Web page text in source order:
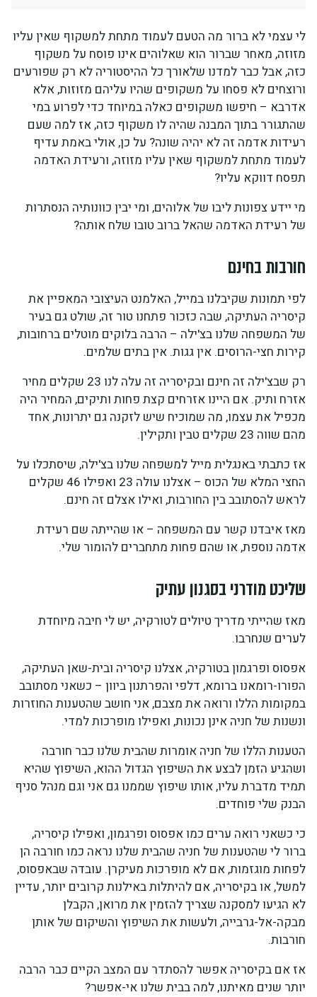
לי עצמי לא ברור מה הטעם לעמוד מתחת למשקוף שאין עליו
מזוזה, מאחר שברור הוא שאלוהים אינו פוסח על משקוף
כזה, אבל כבר למדנו שלאורך כל ההיסטוריה לא רק שפורעים
ורוצחים לא פסחו על משקופים שהיו עליהם מזוזות, אלא
אדרבא – חיפשו משקופים כאלה במיוחד כדי לפרוע במי
שהתגורר בתוך המבנה שהיה לו משקוף כזה, אז למה שעם
רעידות אדמה זה לא יהיה שונה? על כן, אולי באמת עדיף
לעמוד מתחת למשקוף שאין עליו מזוזה, ורעידת האדמה
תפסח דווקא עליו?
מי יידע צפונות ליבו של אלוהים, ומי יבין כוונותיה הנסתרות
של רעידת האדמה שהאל ברוב טובו שלח אותה?
חורבות בחינם
לפי תמונות שקיבלנו במייל, האלמנט העיצובי המאפיין את
קיסריה העתיקה, שבה כזכור פתחנו טור זה, שולט גם בעיר
של המשפחה שלנו בצ'ילה – הרבה בלוקים מוטלים ברחובות,
קירות חצי-הרוסים. אין גגות. אין בתים שלמים.
רק שבצ'ילה זה חינם ובקיסריה זה עלה לנו 23 שקלים מחיר
אזרח ותיק. אם היינו אזרחים קצת פחות ותיקים, המחיר היה
מכפיל את עצמו, מה שמוכיח שיש לזקנה גם יתרונות, אחד
מהם שווה 23 שקלים טבין ותקילין.
אז כתבתי באנגלית מייל למשפחה שלנו בצ'ילה, שיסתכלו על
החצי המלא של הכוס – אצלנו עולה 23 ואפילו 46 שקלים
לראש להסתובב בין החורבות, ואילו אצלם זה חינם.
מאז איבדנו קשר עם המשפחה – או שהייתה שם רעידת
אדמה נוספת, או שהם פחות מתחברים להומור שלי.
שליכט מודרני בסגנון עתיק
מאז שהייתי מדריך טיולים לטורקיה, יש לי חיבה מיוחדת
לערים שנחרבו.
אפסוס ופרגמון בטורקיה, אצלנו קיסריה ובית-שאן העתיקה,
הפורו-רומאנו ברומא, דלפי והפרתנון ביוון – כשאני מסתובב
במקומות הללו ורואה את מצבם, אני חושב שהטענות החוזרות
ונשנות של חניה אינן נכונות, ואפילו מופרכות למדי.
הטענות הללו של חניה אומרות שהבית שלנו כבר חורבה
ושהגיע הזמן לבצע את השיפוץ הגדול ההוא, השיפוץ שהיא
תמיד מדברת עליו, אותו שיפוץ שממנו גם אני וגם מנהל סניף
הבנק שלי פוחדים.
כי כשאני רואה ערים כמו אפסוס ופרגמון, ואפילו קיסריה,
ברור לי שהטענות של חניה שהבית שלנו נראה כמו חורבה הן
לפחות מוגזמות, אם לא מופרכות מעיקרן. עובדה שבאפסוס,
למשל, או בקיסריה, אם להיתלות באילנות קרובים יותר, עדיין
לא הגיעו למסקנה שצריך להזמין את מרואן, הקבלן
מבקה-אל-גרבייה, ולעשות את השיפוץ והשיקום של אותן
חורבות.
אז אם בקיסריה אפשר להסתדר עם המצב הקיים כבר הרבה
יותר שנים מאיתנו, למה בבית שלנו אי-אפשר?